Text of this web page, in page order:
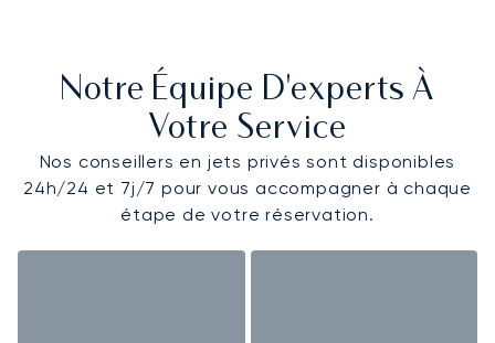
Notre Équipe D'experts À
Votre Service
Nos conseillers en jets privés sont disponibles
24h/24 et 7j/7 pour vous accompagner à chaque
étape de votre réservation.